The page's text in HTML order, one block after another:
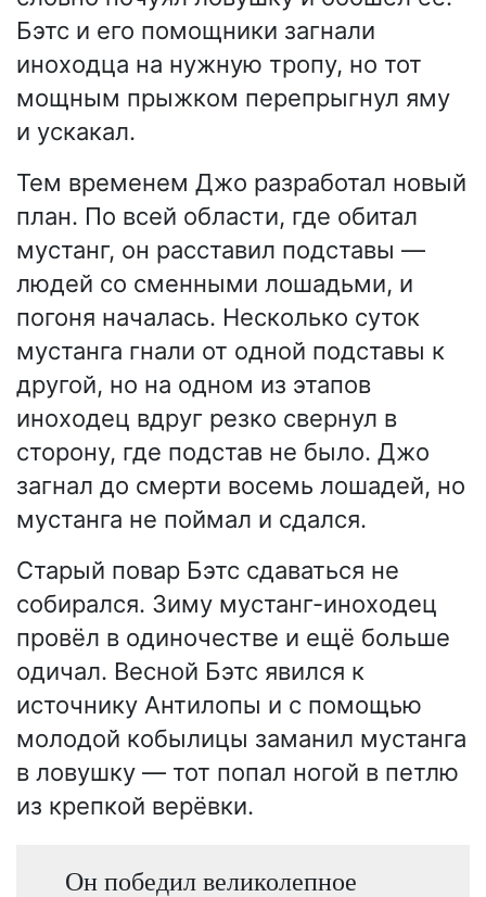
Бэтс и его помощники загнали
иноходца на нужную тропу, но тот
мощным прыжком перепрыгнул яму
и ускакал.
Тем временем Джо разработал новый
план. По всей области, где обитал
мустанг, он расставил подставы —
людей со сменными лошадьми, и
погоня началась. Несколько суток
мустанга гнали от одной подставы к
другой, но на одном из этапов
иноходец вдруг резко свернул в
сторону, где подстав не было. Джо
загнал до смерти восемь лошадей, но
мустанга не поймал и сдался.
Старый повар Бэтс сдаваться не
собирался. Зиму мустанг-иноходец
провёл в одиночестве и ещё больше
одичал. Весной Бэтс явился к
источнику Антилопы и с помощью
молодой кобылицы заманил мустанга
в ловушку — тот попал ногой в петлю
из крепкой верёвки.
Он победил великолепное